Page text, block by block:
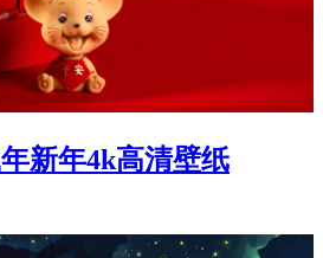
新年4k高清壁纸